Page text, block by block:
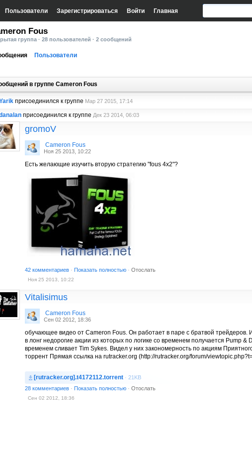
Пользователи Зарегистрироваться Войти Главная
Fous
группа · 28 пользователей · 2 сообщений
Пользователи
в группе Cameron Fous
присоединился к группе Мар 27 2015, 17:14
присоединился к группе Дек 23 2014, 06:03
gromoV
Cameron Fous
Ноя 25 2013, 10:22
Есть желающие изучить вторую стратегию "fous 4х2"?
42 комментариев · Показать полностью · Отослать
Ноя 25 2013, 10:22
Vitalisimus
Cameron Fous
Сен 02 2012, 18:36
обучающее видео от Cameron Fous. Он работает в паре с братвой трейдеров.
в лонг недорогие акции из которых по логике со временем получается Pump &
временем сливает Tim Sykes. Видел у них закономерность по акциям
торрент Прямая ссылка на rutracker.org (http://rutracker.org/forum/
[rutracker.org].t4172112.torrent · 21KB
28 комментариев · Показать полностью · Отослать
Сен 02 2012, 18:36